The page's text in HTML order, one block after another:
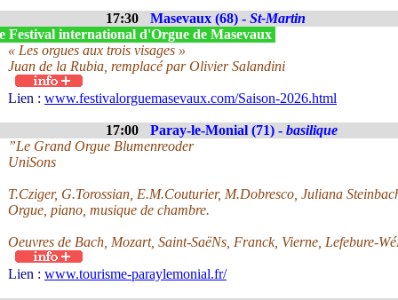
17:30 Masevaux (68) - St-Martin
Festival international d'Orgue de Masevaux
« Les orgues aux trois visages »
Juan de la Rubia, remplacé par Olivier Salandini
Lien : www.festivalorguemasevaux.com/Saison-2026.html
17:00 Paray-le-Monial (71) - basilique
”Le Grand Orgue Blumenreoder
UniSons
T.Cziger, G.Torossian, E.M.Couturier, M.Dobresco, Juliana
Orgue, piano, musique de chambre.
Oeuvres de Bach, Mozart, Saint-SaëNs, Franck, Vierne, Lefebure-
Lien : www.tourisme-paraylemonial.fr/